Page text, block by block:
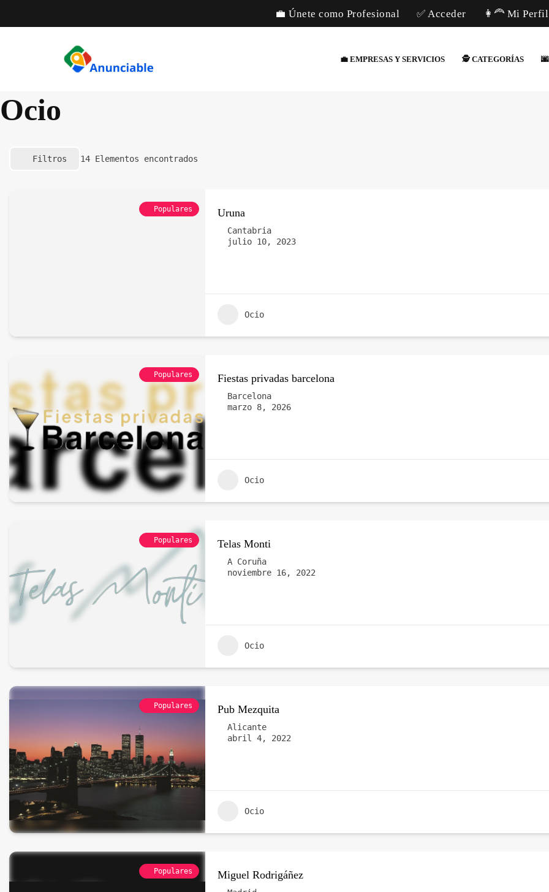
💼 Únete como Profesional ✅ Acceder 👩‍🦰 Mi Perfil
💼 EMPRESAS Y SERVICIOS 🕵️ CATEGORÍAS
Ocio
Filtros 14 Elementos encontrados
Populares Uruna
Cantabria
julio 10, 2023
Ocio
Populares Fiestas privadas barcelona
Barcelona
marzo 8, 2026
Ocio
Populares Telas Monti
A Coruña
noviembre 16, 2022
Ocio
Populares Pub Mezquita
Alicante
abril 4, 2022
Ocio
Populares Miguel Rodrigáñez